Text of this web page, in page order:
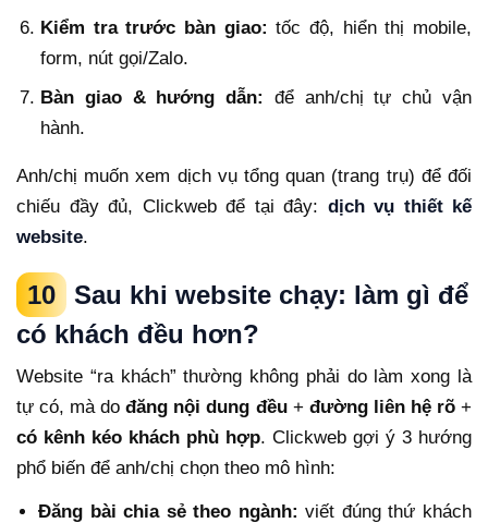
Kiểm tra trước bàn giao: tốc độ, hiển thị mobile,
form, nút gọi/Zalo.
Bàn giao & hướng dẫn:
để anh/chị tự chủ vận
hành.
Anh/chị muốn xem dịch vụ tổng quan (trang trụ) để đối
chiếu đầy đủ, Clickweb để tại đây: dịch vụ thiết kế
website.
10
Sau khi website chạy: làm gì để
có khách đều hơn?
Website “ra khách” thường không phải do làm xong là
tự có, mà dođăng nội dung đều+ đường liên hệ rõ+
có kênh kéo khách phù hợp. Clickweb gợi ý 3 hướng
phổ biến để anh/chị chọn theo mô hình:
Đăng bài chia sẻ theo ngành: viết đúng thứ khách